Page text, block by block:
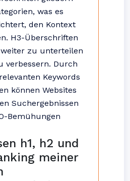
was es
den Kontext
H3-Überschriften
zu unterteilen
verbessern. Durch
Keywords
können Websites
Suchergebnissen
Bemühungen
h1, h2 und
meiner